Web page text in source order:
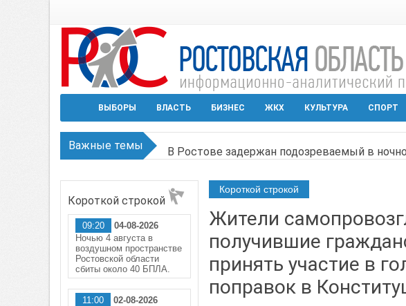
ВЫБОРЫ ВЛАСТЬ БИЗНЕС ЖКХ КУЛЬТУРА СПОРТ
Важные темы В Ростове задержан подозреваемый в
Около 150 беспилотников прошедшей
Режим ЧС регионального характера начал
В Чеховской библиотеке Таганрога
Короткой строкой
Жители
получившие
принять участие в
поправок в
Короткой строкой
09:20
04-08-2026
Ночью 4 августа в
воздушном пространстве
Ростовской области
сбиты около 40 БПЛА.
11:00
02-08-2026